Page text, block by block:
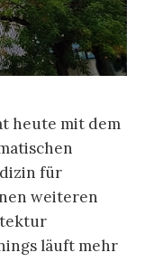
heute mit dem
für
weiteren
läuft mehr